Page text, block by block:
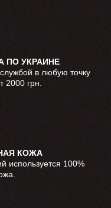
ПО УКРАИНЕ
в любую точку
2000 грн.
КОЖА
используется 100%